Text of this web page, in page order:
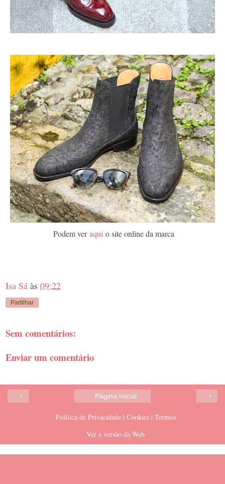
Podem veraqui o site online da marca
Isa Sá às 09:22
Partilhar
Sem comentários:
Enviar um comentário
‹ ›
Página inicial
Política de Privacidade | Cookies | Termos
Ver a versão da Web